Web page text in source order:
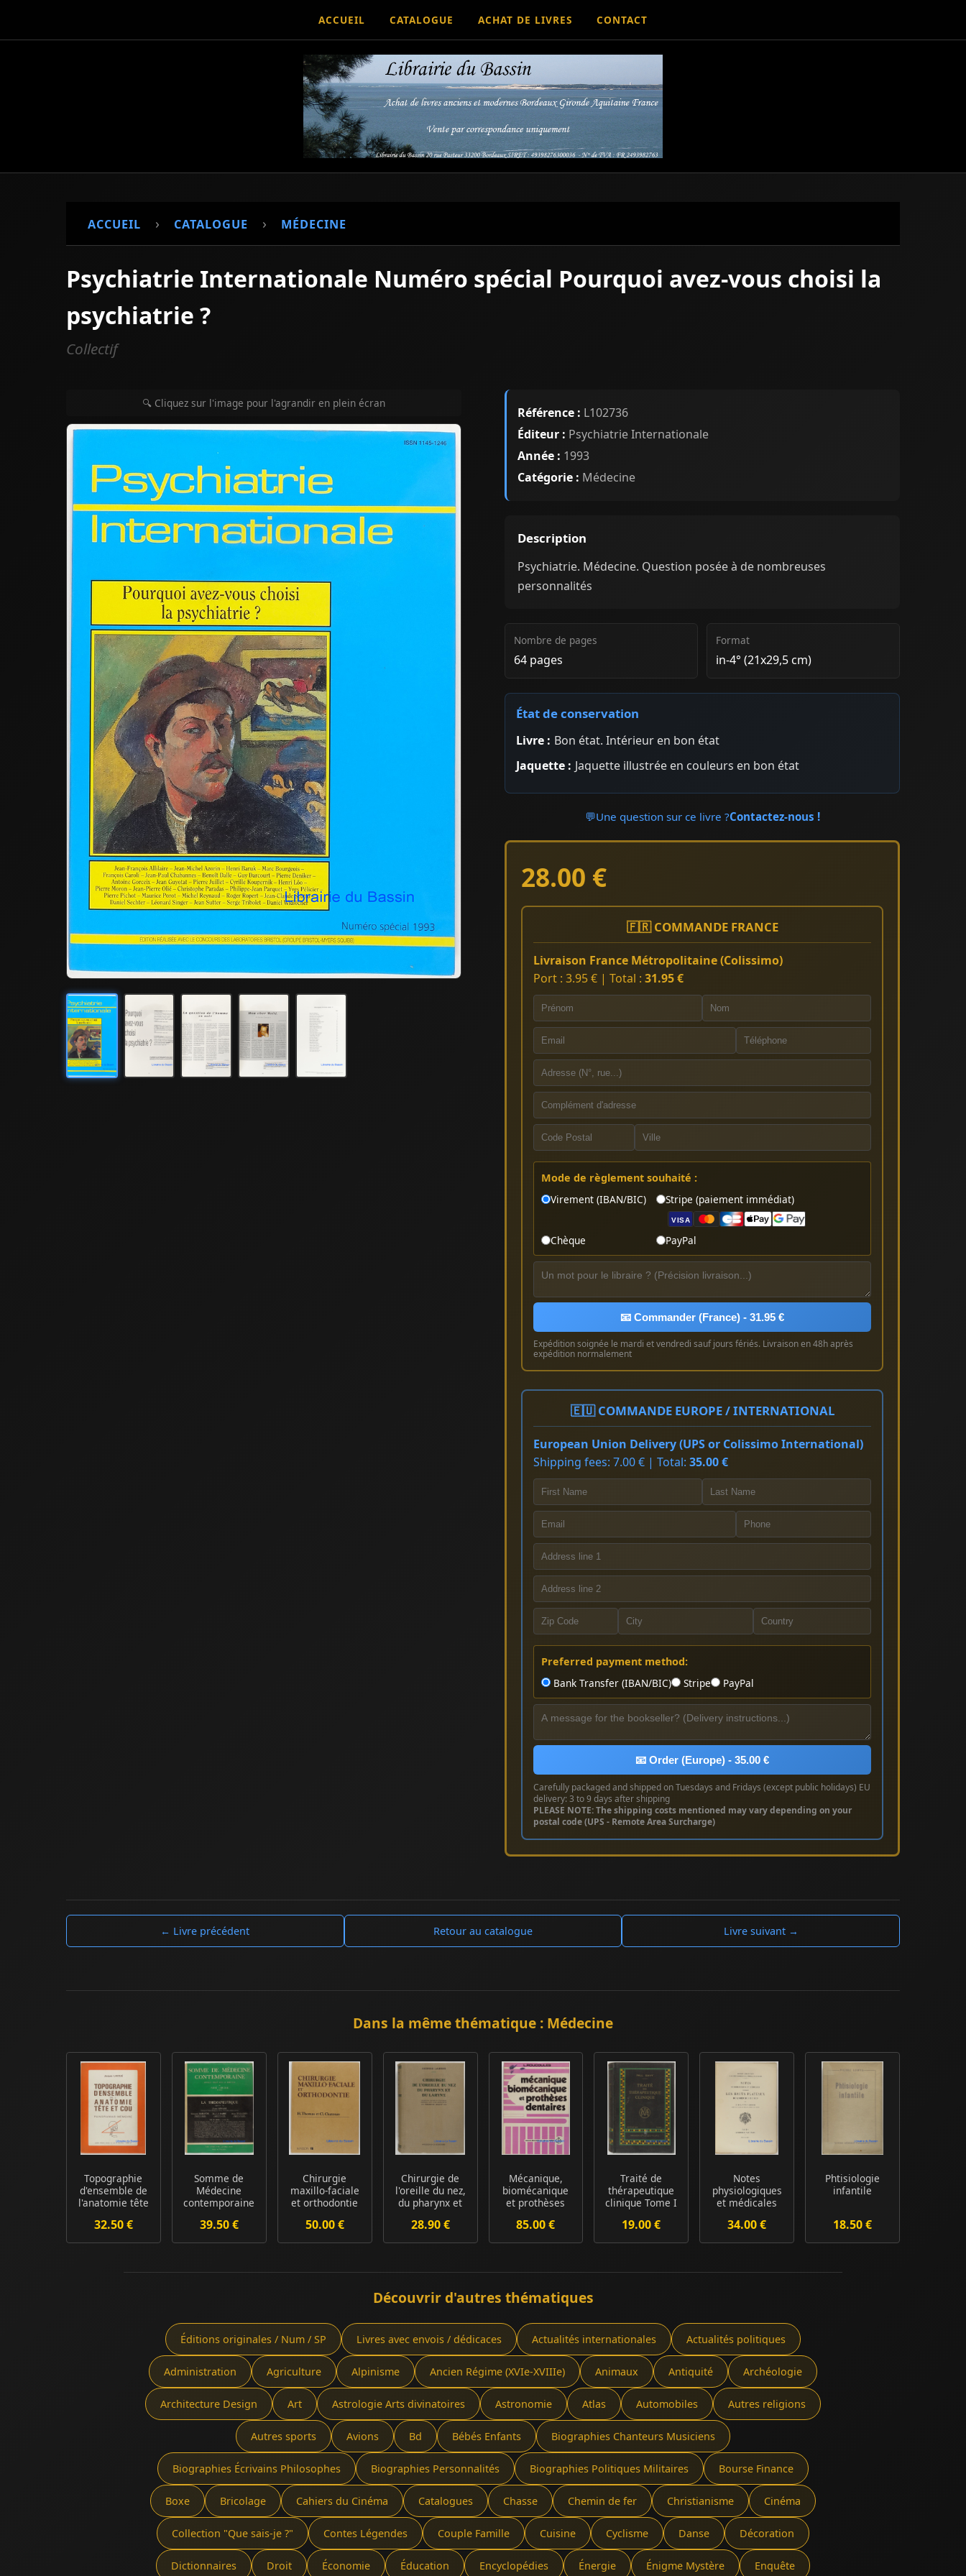
ACCUEIL CATALOGUE ACHAT DE LIVRES CONTACT
ACCUEIL › CATALOGUE › MÉDECINE
Psychiatrie Internationale Numéro spécial Pourquoi avez-vous choisi la
psychiatrie ?
Collectif
🔍 Cliquez sur l'image pour l'agrandir en plein écran
Référence : L102736
Éditeur : Psychiatrie Internationale
Année : 1993
Catégorie : Médecine
Description
Psychiatrie. Médecine. Question posée à de nombreuses
personnalités
Nombre de pages
64 pages
Format
in-4° (21x29,5 cm)
État de conservation
Livre : Bon état. Intérieur en bon état
Jaquette : Jaquette illustrée en couleurs en bon état
💬Une question sur ce livre ?Contactez-nous !
28.00 €
🇫🇷 COMMANDE FRANCE
Livraison France Métropolitaine (Colissimo)
Port : 3.95 € | Total : 31.95 €
Mode de règlement souhaité :
Virement (IBAN/BIC)
Stripe (paiement immédiat)
VISA
Chèque PayPal
📧 Commander (France) - 31.95 €
Expédition soignée le mardi et vendredi sauf jours fériés. Livraison en 48h après
expédition normalement
🇪🇺 COMMANDE EUROPE / INTERNATIONAL
European Union Delivery (UPS or Colissimo International)
Shipping fees: 7.00 € | Total: 35.00 €
Preferred payment method:
Bank Transfer (IBAN/BIC)
Stripe PayPal
📧 Order (Europe) - 35.00 €
Carefully packaged and shipped on Tuesdays and Fridays (except public holidays) EU
delivery: 3 to 9 days after shipping
PLEASE NOTE: The shipping costs mentioned may vary depending on your
postal code (UPS - Remote Area Surcharge)
← Livre précédent Retour au catalogue Livre suivant →
Dans la même thématique : Médecine
Topographie
d'ensemble de
l'anatomie tête
32.50 €
Somme de
Médecine
contemporaine
thérapeutique
39.50 €
Chirurgie
maxillo-faciale
et orthodontie
50.00 €
Chirurgie de
l'oreille du nez,
du pharynx et
28.90 €
Mécanique,
biomécanique
et prothèses
85.00 €
Traité de
thérapeutique
clinique Tome I
19.00 €
Notes
physiologiques
et médicales
hauts ...
34.00 €
Phtisiologie
infantile
18.50 €
Découvrir d'autres thématiques
Éditions originales / Num / SP Livres avec envois / dédicaces Actualités internationales Actualités politiques
Administration Agriculture Alpinisme Ancien Régime (XVIe-XVIIIe) Animaux Antiquité Archéologie
Architecture Design Art Astrologie Arts divinatoires Astronomie Atlas Automobiles Autres religions
Autres sports Avions Bd Bébés Enfants Biographies Chanteurs Musiciens
Biographies Écrivains Philosophes Biographies Personnalités Biographies Politiques Militaires Bourse Finance
Boxe Bricolage Cahiers du Cinéma Catalogues Chasse Chemin de fer Christianisme Cinéma
Collection "Que sais-je ?" Contes Légendes Couple Famille Cuisine Cyclisme Danse Décoration
Dictionnaires Droit Économie Éducation Encyclopédies Énergie Énigme Mystère Enquête